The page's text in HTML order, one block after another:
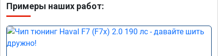
Примеры наших работ: